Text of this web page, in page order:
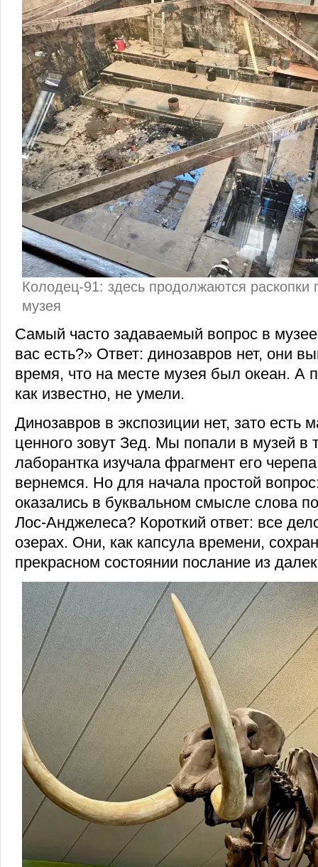
Колодец-91: здесь продолжаются раскопки
музея
Самый часто задаваемый вопрос в
вас есть?» Ответ: динозавров нет, они
время, что на месте музея был океан. А
как известно, не умели.
Динозавров в экспозиции нет, зато есть
ценного зовут Зед. Мы попали в музей в
лаборантка изучала фрагмент его
вернемся. Но для начала простой
оказались в буквальном смысле слова
Лос-Анджелеса? Короткий ответ: все
озерах. Они, как капсула времени,
прекрасном состоянии послание из